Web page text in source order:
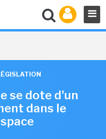
se dote d'un
dans le